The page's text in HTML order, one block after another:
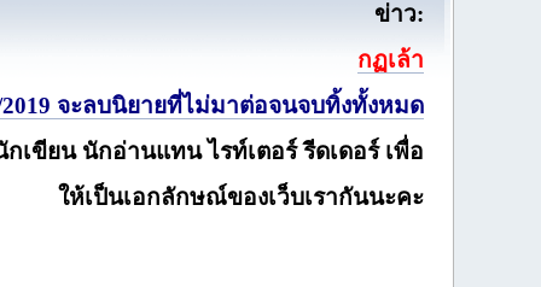
ข่าว:
กฏเล้า
2019 จะลบนิยายที่ไม่มาต่อจนจบทิ้งทั้งหมด
กเขียน นักอ่านแทน ไรท์เตอร์ รีดเดอร์ เพื่อ
ให้เป็นเอกลักษณ์ของเว็บเรากันนะคะ